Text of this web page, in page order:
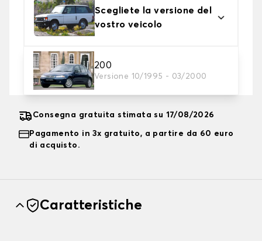
Scegliete la versione del
vostro veicolo
200
Versione 10/1995 - 03/2000
2. Livello di protezione
Scegli il telo protettivo adatto alle tue esigenze
Consegna gratuita stimata su 17/08/2026
Pagamento in 3x gratuito, a partire da 60 euro
di acquisto.
Caratteristiche